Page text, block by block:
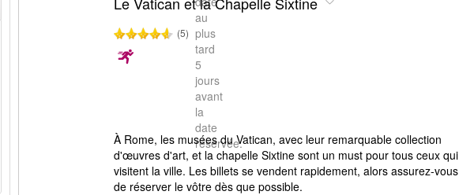
au
plus
tard
5
jours
avant
la
date
réservée.
(5)
À Rome, les musées du Vatican, avec leur remarquable collection
d'œuvres d'art, et la chapelle Sixtine sont un must pour tous ceux qui
visitent la ville. Les billets se vendent rapidement, alors assurez-vous
de réserver le vôtre dès que possible.